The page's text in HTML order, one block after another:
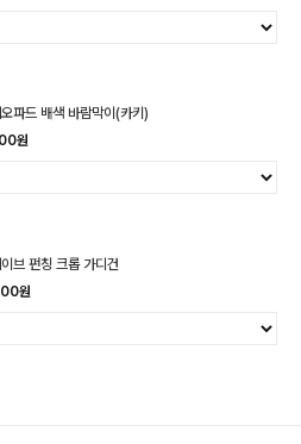
파드 배색 바람막이(카키)
원
브 펀칭 크롭 가디건
원